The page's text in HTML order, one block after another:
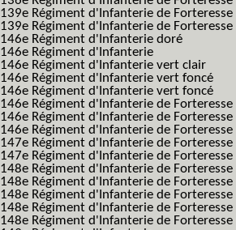
139e Régiment d'Infanterie de
139e Régiment d'Infanterie de
146e Régiment d'Infanterie doré
146e Régiment d'Infanterie
146e Régiment d'Infanterie vert clair
146e Régiment d'Infanterie vert foncé
146e Régiment d'Infanterie vert foncé
146e Régiment d'Infanterie de
146e Régiment d'Infanterie de
146e Régiment d'Infanterie de
147e Régiment d'Infanterie de Forteresse
147e Régiment d'Infanterie de Forteresse
148e Régiment d'Infanterie de Forteresse
148e Régiment d'Infanterie de Forteresse
148e Régiment d'Infanterie de Forteresse
148e Régiment d'Infanterie de Forteresse
148e Régiment d'Infanterie de Forteresse